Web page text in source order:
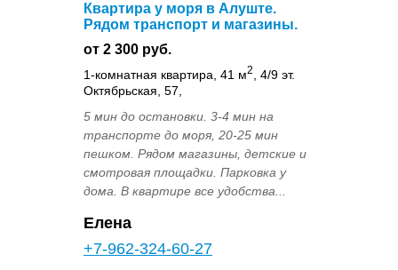
Квартира у моря в Алуште.
Рядом транспорт и магазины.
от 2 300 руб.
1-комнатная квартира, 41 м2
, 4/9 эт.
Октябрьская, 57,
5 мин до остановки. 3-4 мин на
транспорте до моря, 20-25 мин
пешком. Рядом магазины, детские и
смотровая площадки. Парковка у
дома. В квартире все удобства...
Елена
+7-962-324-60-27